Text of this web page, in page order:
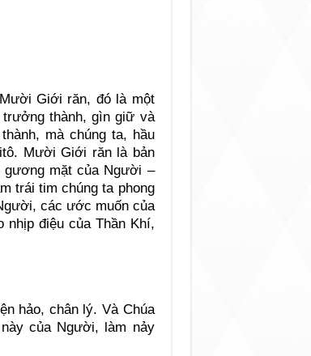
Giới răn, đó là một
thành, gìn giữ và
mà chúng ta, hầu
Mười Giới răn là bản
gương mặt của Người –
trái tim chúng ta phong
các ước muốn của
nhịp điệu của Thần Khí,
hảo, chân lý. Và Chúa
của Người, làm nảy